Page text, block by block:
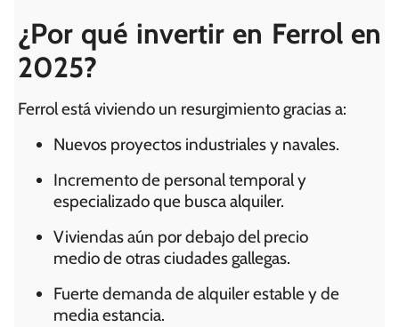
¿Por qué invertir en Ferrol en
2025?
Ferrol está viviendo un resurgimiento gracias a:
Nuevos proyectos industriales y navales.
Incremento de personal temporal y
especializado que busca alquiler.
Viviendas aún por debajo del precio
medio de otras ciudades gallegas.
Fuerte demanda de alquiler estable y de
media estancia.